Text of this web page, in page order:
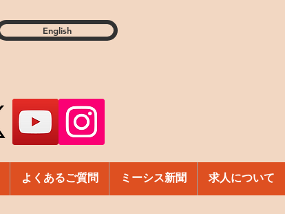
English
よくあるご質問 ミーシス新聞 求人について